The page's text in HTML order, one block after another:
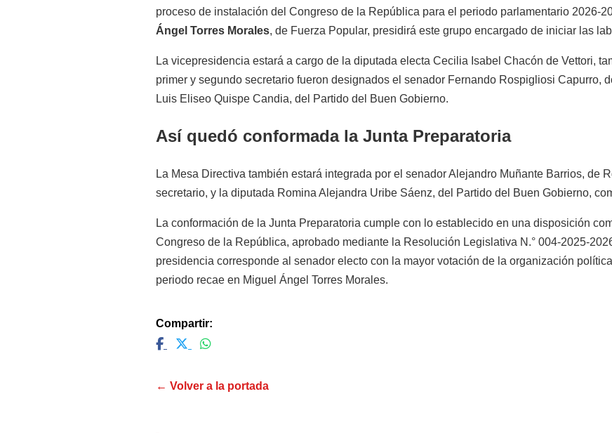
proceso de instalación del Congreso de la República para el periodo parlamentario 2026-
Ángel Torres Morales, de Fuerza Popular, presidirá este grupo encargado de iniciar las
La vicepresidencia estará a cargo de la diputada electa Cecilia Isabel Chacón de Vettori,
primer y segundo secretario fueron designados el senador Fernando Rospigliosi Capurro,
Luis Eliseo Quispe Candia, del Partido del Buen Gobierno.
Así quedó conformada la Junta Preparatoria
La Mesa Directiva también estará integrada por el senador Alejandro Muñante Barrios, de
secretario, y la diputada Romina Alejandra Uribe Sáenz, del Partido del Buen Gobierno,
La conformación de la Junta Preparatoria cumple con lo establecido en una disposición
Congreso de la República, aprobado mediante la Resolución Legislativa N.° 004-2025-
presidencia corresponde al senador electo con la mayor votación de la organización
periodo recae en Miguel Ángel Torres Morales.
Compartir:
← Volver a la portada